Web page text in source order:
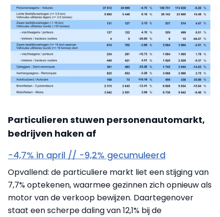
Particulieren stuwen personenautomarkt,
bedrijven haken af
-4,7% in april // -9,2% gecumuleerd
Opvallend: de particuliere markt liet een stijging van
7,7% optekenen, waarmee gezinnen zich opnieuw als
motor van de verkoop bewijzen. Daartegenover
staat een scherpe daling van 12,1% bij de